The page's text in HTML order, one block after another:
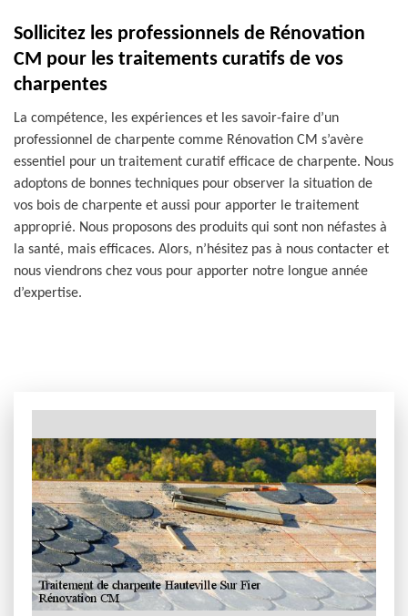
Sollicitez les professionnels de Rénovation
CM pour les traitements curatifs de vos
charpentes
La compétence, les expériences et les savoir-faire d’un
professionnel de charpente comme Rénovation CM s’avère
essentiel pour un traitement curatif efficace de charpente. Nous
adoptons de bonnes techniques pour observer la situation de
vos bois de charpente et aussi pour apporter le traitement
approprié. Nous proposons des produits qui sont non néfastes à
la santé, mais efficaces. Alors, n’hésitez pas à nous contacter et
nous viendrons chez vous pour apporter notre longue année
d’expertise.